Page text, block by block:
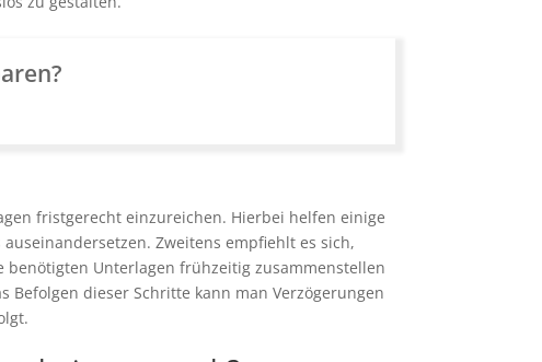
fristgerecht einzureichen. Hierbei helfen einige
Zweitens empfiehlt es sich,
Unterlagen frühzeitig zusammenstellen
dieser Schritte kann man Verzögerungen